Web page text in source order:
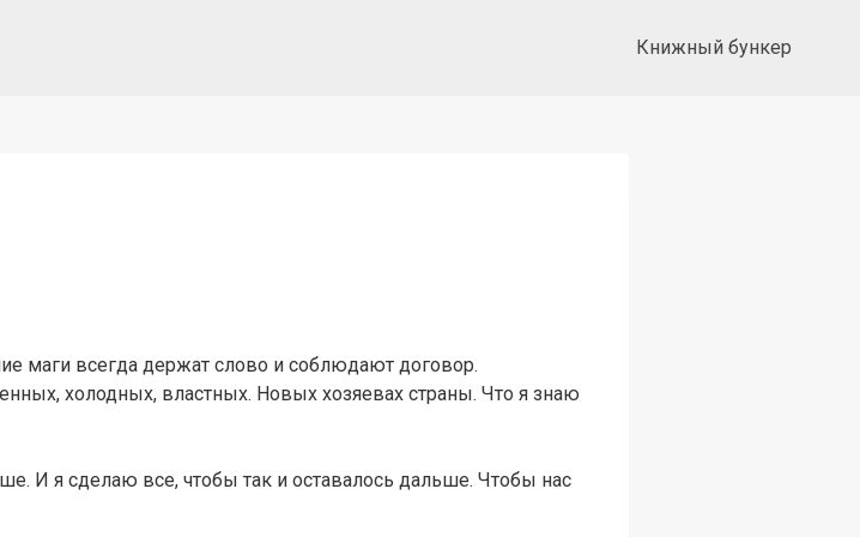
Книжный бункер
маги всегда держат слово и соблюдают договор.
холодных, властных. Новых хозяевах страны. Что я знаю
И я сделаю все, чтобы так и оставалось дальше. Чтобы нас